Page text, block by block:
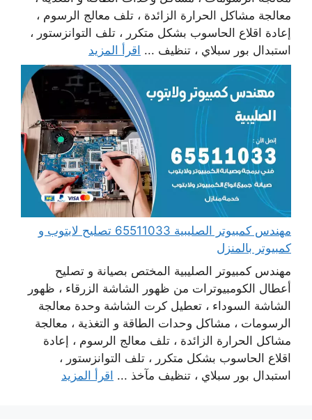
معالجة مشاكل الحرارة الزائدة ، تلف معالج الرسوم ،
إعادة اقلاع الحاسوب بشكل متكرر ، تلف التوانزستور ،
استبدال بور سبلاي ، تنظيف ... اقرأ المزيد
مهندس كمبيوتر الصليبية 65511033 تصليح لابتوب و
كمبيوتر بالمنزل
مهندس كمبيوتر الصليبية المختص بصيانة و تصليح
أعطال الكومبيوترات من ظهور الشاشة الزرقاء ، ظهور
الشاشة السوداء ، تعطيل كرت الشاشة وحدة معالجة
الرسومات ، مشاكل وحدات الطاقة و التغذية ، معالجة
مشاكل الحرارة الزائدة ، تلف معالج الرسوم ، إعادة
اقلاع الحاسوب بشكل متكرر ، تلف التوانزستور ،
استبدال بور سبلاي ، تنظيف مآخذ ... اقرأ المزيد